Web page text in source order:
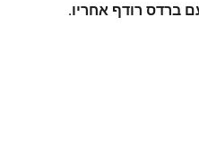
ברדס רודף אחריו.